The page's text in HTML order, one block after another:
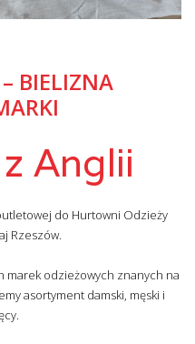
BIELIZNA
Anglii
do Hurtowni Odzieży
Rzeszów.
marek odzieżowych znanych na
asortyment damski, męski i